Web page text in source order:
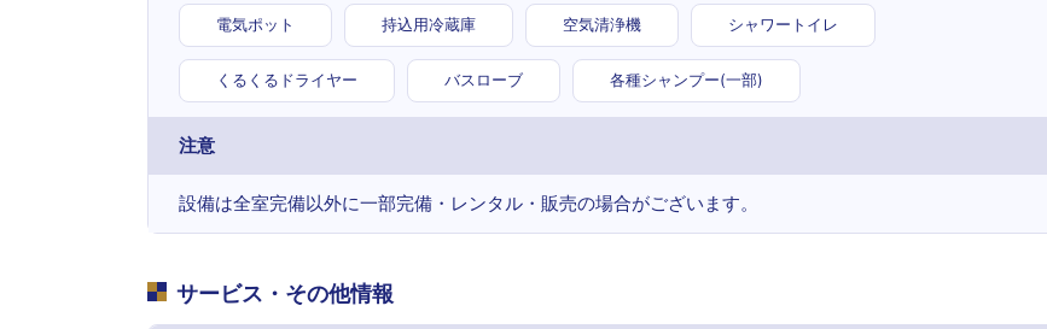
電気ポット 持込用冷蔵庫 空気清浄機 シャワートイレ
くるくるドライヤー バスローブ 各種シャンプー(一部)
注意
設備は全室完備以外に一部完備・レンタル・販売の場合がございます。
サービス・その他情報